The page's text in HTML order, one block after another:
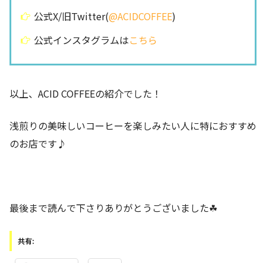
公式X/旧Twitter(@ACIDCOFFEE)
公式インスタグラムはこちら
以上、ACID COFFEEの紹介でした！
浅煎りの美味しいコーヒーを楽しみたい人に特におすすめ
のお店です♪
最後まで読んで下さりありがとうございました☘
共有: